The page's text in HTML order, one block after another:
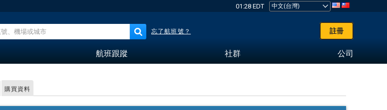
01:28 EDT
忘了航班號？ 註冊
航班跟蹤 社群 公司
購買資料